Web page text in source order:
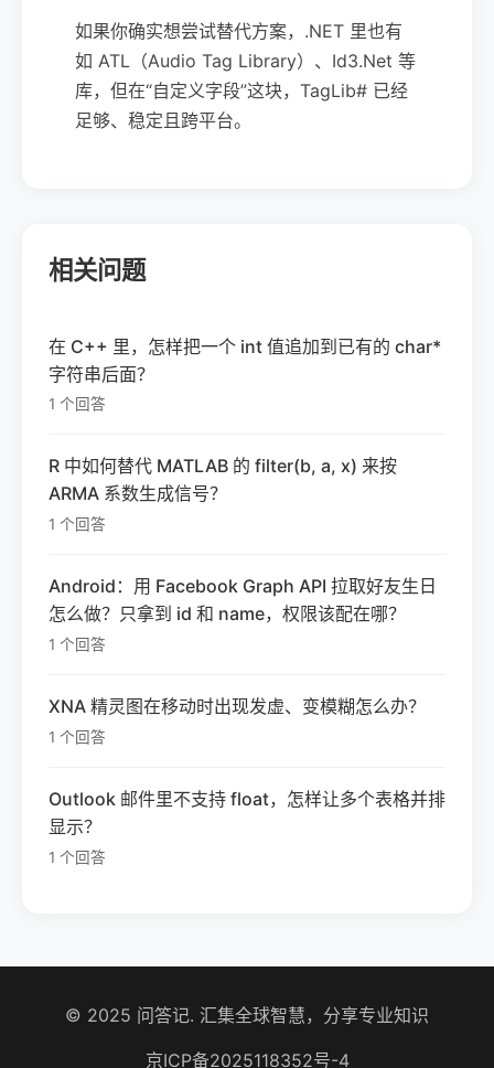
如果你确实想尝试替代方案，.NET 里也有
如 ATL（Audio Tag Library）、Id3.Net 等
库，但在“自定义字段”这块，TagLib# 已经
足够、稳定且跨平台。
相关问题
在 C++ 里，怎样把一个 int 值追加到已有的 char*
字符串后面？
1 个回答
R 中如何替代 MATLAB 的 filter(b, a, x) 来按
ARMA 系数生成信号？
1 个回答
Android：用 Facebook Graph API 拉取好友生日
怎么做？只拿到 id 和 name，权限该配在哪？
1 个回答
XNA 精灵图在移动时出现发虚、变模糊怎么办？
1 个回答
Outlook 邮件里不支持 float，怎样让多个表格并排
显示？
1 个回答
© 2025 问答记. 汇集全球智慧，分享专业知识
京ICP备2025118352号-4